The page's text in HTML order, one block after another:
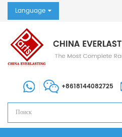
Language
+8618144082725